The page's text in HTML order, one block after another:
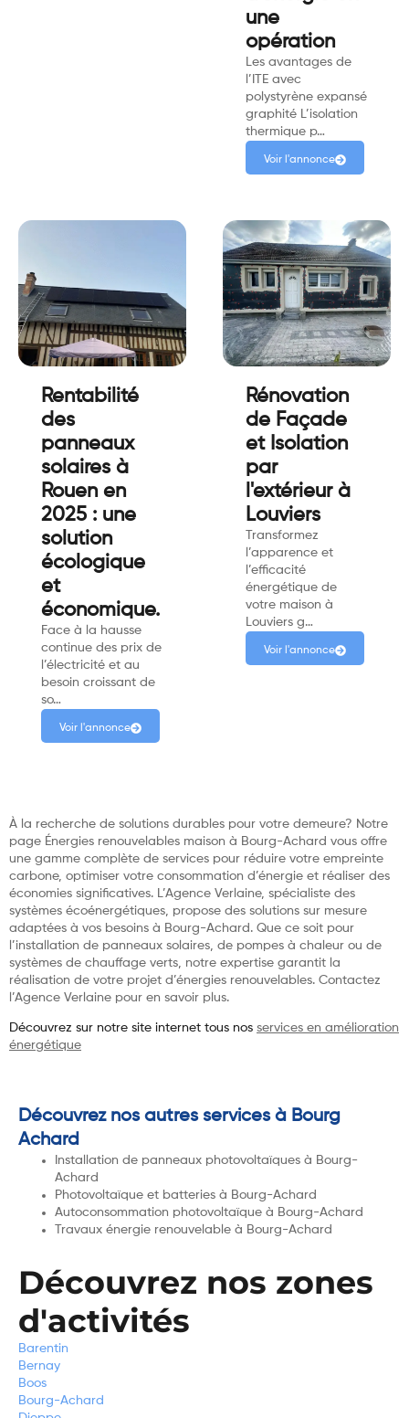
une
opération
Les avantages de
l’ITE avec
polystyrène expansé
graphité L’isolation
thermique p…
Voir l'annonce
Rentabilité
des
panneaux
solaires à
Rouen en
2025 : une
solution
écologique
et
économique.
Face à la hausse
continue des prix de
l’électricité et au
besoin croissant de
so…
Voir l'annonce
Rénovation
de Façade
et Isolation
par
l'extérieur à
Louviers
Transformez
l’apparence et
l’efficacité
énergétique de
votre maison à
Louviers g…
Voir l'annonce
À la recherche de solutions durables pour votre demeure? Notre
page Énergies renouvelables maison à Bourg-Achard vous offre
une gamme complète de services pour réduire votre empreinte
carbone, optimiser votre consommation d’énergie et réaliser des
économies significatives. L’Agence Verlaine, spécialiste des
systèmes écoénergétiques, propose des solutions sur mesure
adaptées à vos besoins à Bourg-Achard. Que ce soit pour
l’installation de panneaux solaires, de pompes à chaleur ou de
systèmes de chauffage verts, notre expertise garantit la
réalisation de votre projet d’énergies renouvelables. Contactez
l’Agence Verlaine pour en savoir plus.
Découvrez sur notre site internet tous nos services en amélioration
énergétique
Découvrez nos autres services à Bourg
Achard
Installation de panneaux photovoltaïques à Bourg-
Achard
Photovoltaïque et batteries à Bourg-Achard
Autoconsommation photovoltaïque à Bourg-Achard
Travaux énergie renouvelable à Bourg-Achard
Découvrez nos zones
d'activités
Barentin
Bernay
Boos
Bourg-Achard